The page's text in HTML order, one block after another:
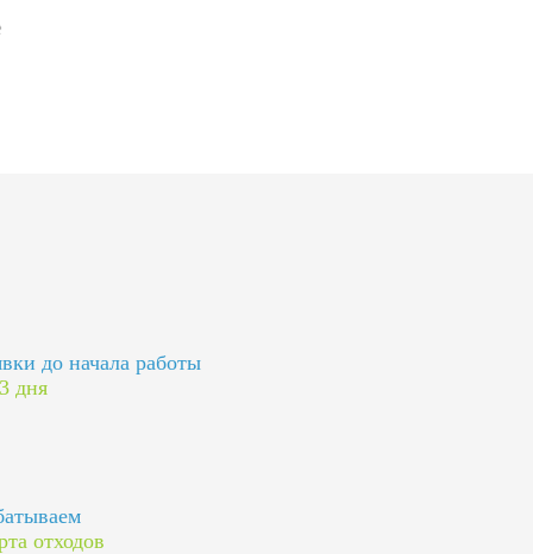
до начала работы
дня
отходов